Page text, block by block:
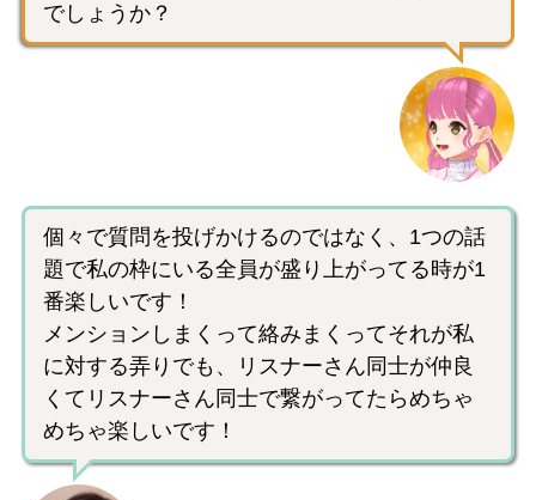
でしょうか？
個々で質問を投げかけるのではなく、1つの話
題で私の枠にいる全員が盛り上がってる時が1
番楽しいです！
メンションしまくって絡みまくってそれが私
に対する弄りでも、リスナーさん同士が仲良
くてリスナーさん同士で繋がってたらめちゃ
めちゃ楽しいです！